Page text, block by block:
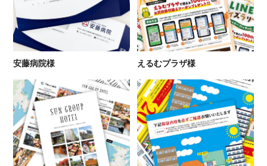
安 藤 病 院 様 えるむ プ ラ ザ 様